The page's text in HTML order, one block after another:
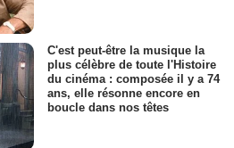
C'est peut-être la musique la
plus célèbre de toute l'Histoire
du cinéma : composée il y a 74
ans, elle résonne encore en
boucle dans nos têtes